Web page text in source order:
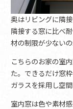
奥はリビングに隣
隣接する窓に比べ
材の制限が少ない
こちらのお家の室
た。できるだけ窓
ガラスを採用し空
室内窓は色や素材